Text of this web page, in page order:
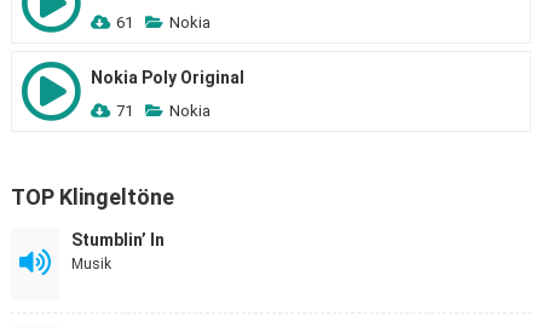
61 Nokia
Nokia Poly Original
71 Nokia
TOP Klingeltöne
Stumblin’ In
Musik